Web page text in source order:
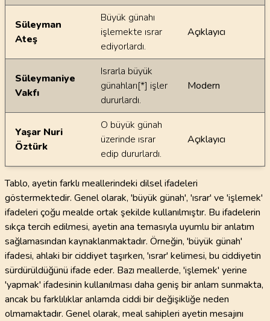
Süleyman
Ateş
Büyük günahı
işlemekte ısrar
ediyorlardı.
Açıklayıcı
Süleymaniye
Vakfı
Israrla büyük
günahları[*] işler
dururlardı.
Modern
Yaşar Nuri
Öztürk
O büyük günah
üzerinde ısrar
edip dururlardı.
Açıklayıcı
Tablo, ayetin farklı meallerindeki dilsel ifadeleri
göstermektedir. Genel olarak, 'büyük günah', 'ısrar' ve 'işlemek'
ifadeleri çoğu mealde ortak şekilde kullanılmıştır. Bu ifadelerin
sıkça tercih edilmesi, ayetin ana temasıyla uyumlu bir anlatım
sağlamasından kaynaklanmaktadır. Örneğin, 'büyük günah'
ifadesi, ahlaki bir ciddiyet taşırken, 'ısrar' kelimesi, bu ciddiyetin
sürdürüldüğünü ifade eder. Bazı meallerde, 'işlemek' yerine
'yapmak' ifadesinin kullanılması daha geniş bir anlam sunmakta,
ancak bu farklılıklar anlamda ciddi bir değişikliğe neden
olmamaktadır. Genel olarak, meal sahipleri ayetin mesajını